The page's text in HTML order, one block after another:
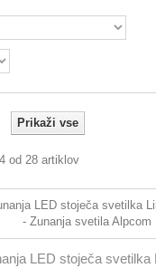
Prikaži vse
od 28 artiklov
LED stoječa svetilka